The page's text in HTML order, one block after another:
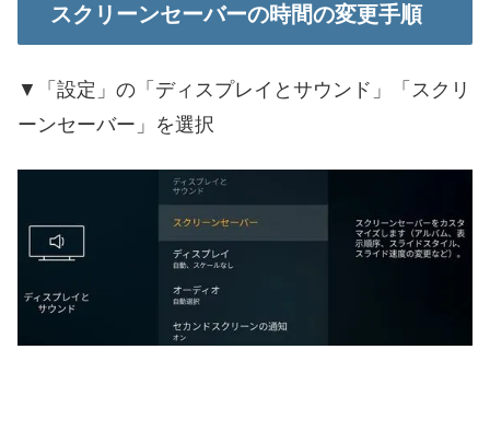
スクリーンセーバーの時間の変更手順
▼「設定」の「ディスプレイとサウンド」「スクリ
ーンセーバー」を選択